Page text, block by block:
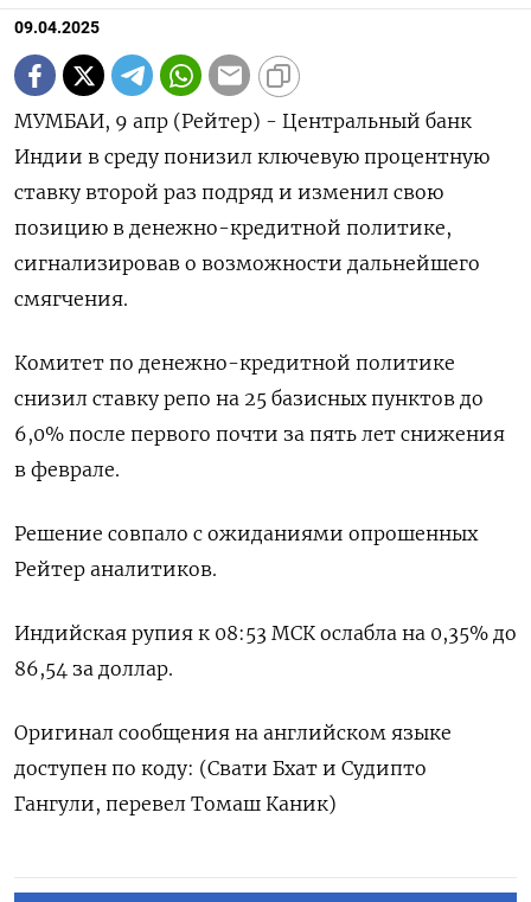
09.04.2025
МУМБАИ, 9 апр (Рейтер) - Центральный банк
Индии в среду понизил ключевую процентную
ставку второй раз подряд и изменил свою
позицию в денежно-кредитной политике,
сигнализировав о возможности дальнейшего
смягчения.
Комитет по денежно-кредитной политике
снизил ставку репо на 25 базисных пунктов до
6,0% после первого почти за пять лет снижения
в феврале.
Решение совпало с ожиданиями опрошенных
Рейтер аналитиков.
Индийская рупия к 08:53 МСК ослабла на 0,35% до
86,54 за доллар.
Оригинал сообщения на английском языке
доступен по коду: (Свати Бхат и Судипто
Гангули, перевел Томаш Каник)